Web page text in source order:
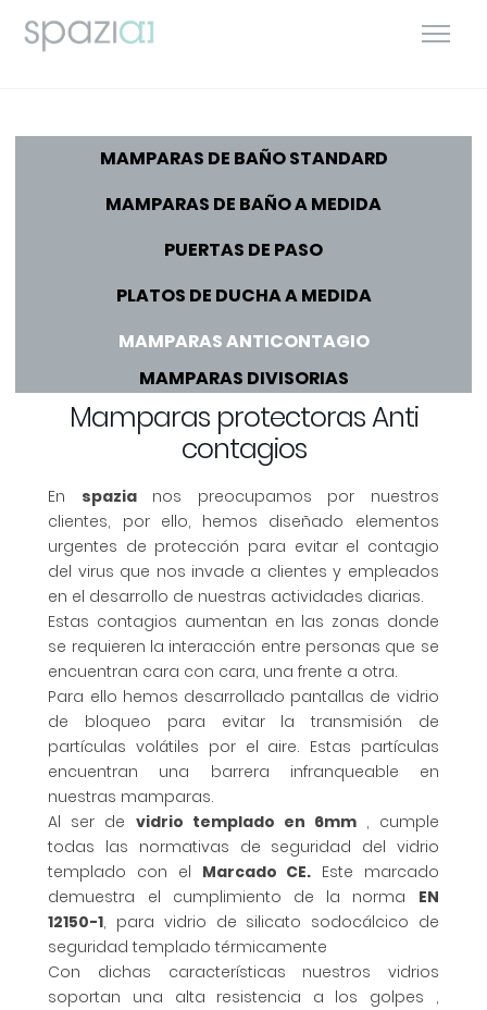
MAMPARAS DE BAÑO STANDARD
MAMPARAS DE BAÑO A MEDIDA
PUERTAS DE PASO
PLATOS DE DUCHA A MEDIDA
MAMPARAS ANTICONTAGIO
MAMPARAS DIVISORIAS
Mamparas protectoras Anti
contagios
En spazianos preocupamos por nuestros
clientes, por ello, hemos diseñado elementos
urgentes de protección para evitar el contagio
del virus que nos invade a clientes y empleados
en el desarrollo de nuestras actividades diarias.
Estas contagios aumentan en las zonas donde
se requieren la interacción entre personas que se
encuentran cara con cara, una frente a otra.
Para ello hemos desarrollado pantallas de vidrio
de bloqueo para evitar la transmisión de
partículas volátiles por el aire. Estas partículas
encuentran una barrera infranqueable en
nuestras mamparas.
Al ser de vidrio templado en 6mm, cumple
todas las normativas de seguridad del vidrio
templado con el Marcado CE. Este marcado
demuestra el cumplimiento de la norma EN
12150-1, para vidrio de silicato sodocálcico de
seguridad templado térmicamente
Con dichas características nuestros vidrios
soportan una alta resistencia a los golpes ,